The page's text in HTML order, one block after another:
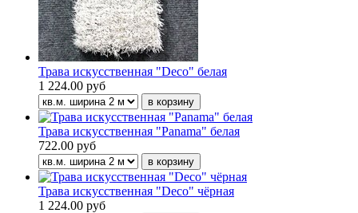
Трава искусственная "Deco" белая
1 224.00 руб
Трава искусственная "Panama" белая
722.00 руб
Трава искусственная "Deco" чёрная
1 224.00 руб